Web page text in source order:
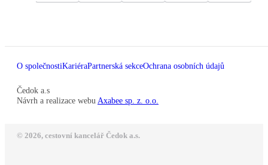
O společnostiKariéraPartnerská sekceOchrana osobních údajů
Čedok a.s
Návrh a realizace webu Axabee sp. z. o.o.
© 2026, cestovní kancelář Čedok a.s.